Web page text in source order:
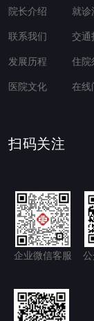
院长介绍
联系我们
发展历程
医院文化
就诊
交通
住院
在线
扫码关注
企业微信客服